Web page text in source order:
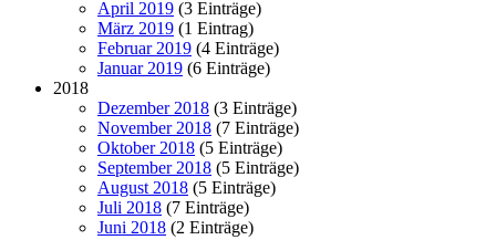
April 2019 (3 Einträge)
März 2019 (1 Eintrag)
Februar 2019 (4 Einträge)
Januar 2019 (6 Einträge)
2018
Dezember 2018 (3 Einträge)
November 2018 (7 Einträge)
Oktober 2018 (5 Einträge)
September 2018 (5 Einträge)
August 2018 (5 Einträge)
Juli 2018 (7 Einträge)
Juni 2018 (2 Einträge)